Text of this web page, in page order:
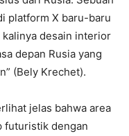
platform X baru-baru
desain interior
depan Rusia yang
(Bely Krechet).
jelas bahwa area
futuristik dengan